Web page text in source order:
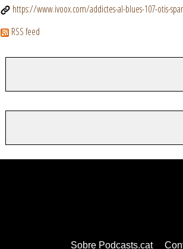
https://www.ivoox.com/addictes-al-blues-107-otis-
RSS feed
Sobre Podcasts.cat